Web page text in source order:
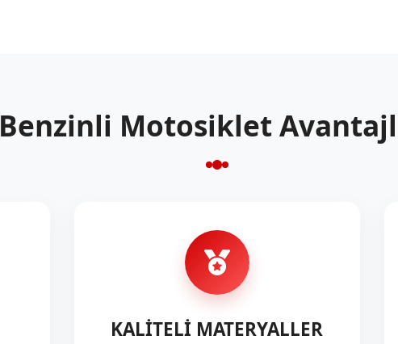
Benzinli Motosiklet
KALİTELİ MATERYALLER